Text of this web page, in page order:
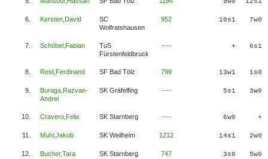
6. Kersten,David
SC
Wolfratshausen
952 10s1 7w0
7. Schöbel,Fabian
TuS
Fürstenfeldbruck
---- + 6s1
8. Rest,Ferdinand SF Bad Tölz 799 13w1 1s0
9.
Buraga,Razvan-
Andrei
SK Gräfelfing ---- 5s1 3w0
10. Cravero,Felix SK Starnberg ---- 6w0 +
11. Muhl,Jakob SK Weilheim 1212 14s1 2w0
12. Bucher,Tara SK Starnberg 747 3s0 5w0